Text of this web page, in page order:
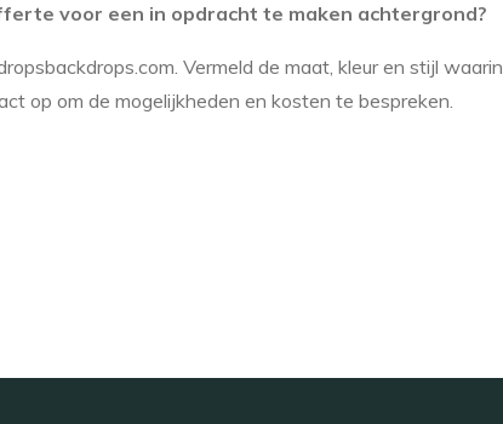
voor een in opdracht te maken achtergrond?
Vermeld de maat, kleur en stijl waarin
op om de mogelijkheden en kosten te bespreken.